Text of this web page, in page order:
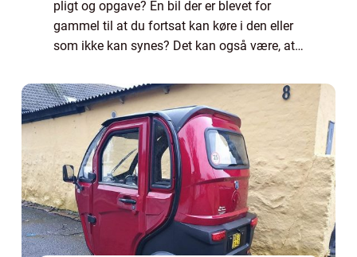
pligt og opgave? En bil der er blevet for
gammel til at du fortsat kan køre i den eller
som ikke kan synes? Det kan også være, at
eller som er blevet totalskadet...